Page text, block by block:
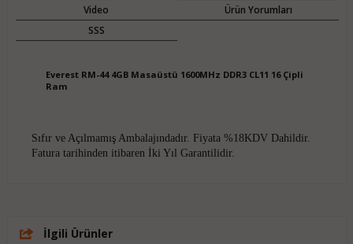
Video
Ürün Yorumları
SSS
Everest RM-44 4GB Masaüstü 1600MHz DDR3 CL11 16 Çipli
Ram
Sıfır ve Açılmamış Ambalajındadır. Fiyata %18KDV Dahildir.
Fatura tarihinden itibaren İki Yıl Garantilidir.
İlgili Ürünler